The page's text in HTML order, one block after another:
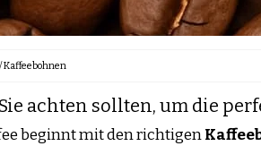
/Kaffeebohnen
achten sollten, um die
beginnt mit den richtigen